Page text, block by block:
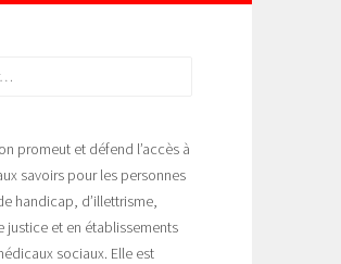
promeut et défend l’accès à
savoirs pour les personnes
handicap, d’illettrisme,
justice et en établissements
sociaux. Elle est